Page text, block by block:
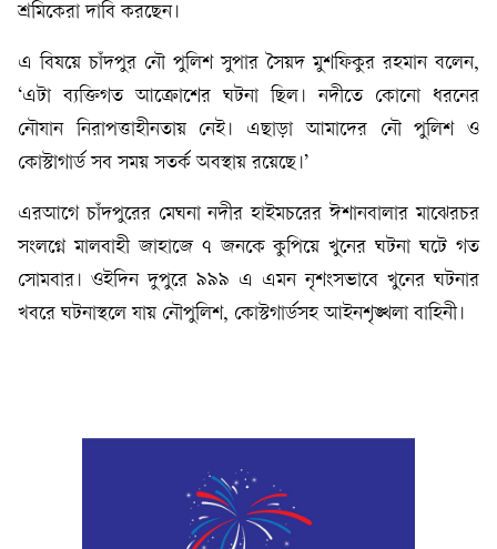
শ্রমিকেরা দাবি করছেন।
এ বিষয়ে চাঁদপুর নৌ পুলিশ সুপার সৈয়দ মুশফিকুর রহমান বলেন,
‘এটা ব্যক্তিগত আক্রোশের ঘটনা ছিল। নদীতে কোনো ধরনের
নৌযান নিরাপত্তাহীনতায় নেই। এছাড়া আমাদের নৌ পুলিশ ও
কোস্টাগার্ড সব সময় সতর্ক অবস্থায় রয়েছে।’
এরআগে চাঁদপুরের মেঘনা নদীর হাইমচরের ঈশানবালার মাঝেরচর
সংলগ্নে মালবাহী জাহাজে ৭ জনকে কুপিয়ে খুনের ঘটনা ঘটে গত
সোমবার। ওইদিন দুপুরে ৯৯৯ এ এমন নৃশংসভাবে খুনের ঘটনার
খবরে ঘটনাস্থলে যায় নৌপুলিশ, কোস্টগার্ডসহ আইনশৃঙ্খলা বাহিনী।